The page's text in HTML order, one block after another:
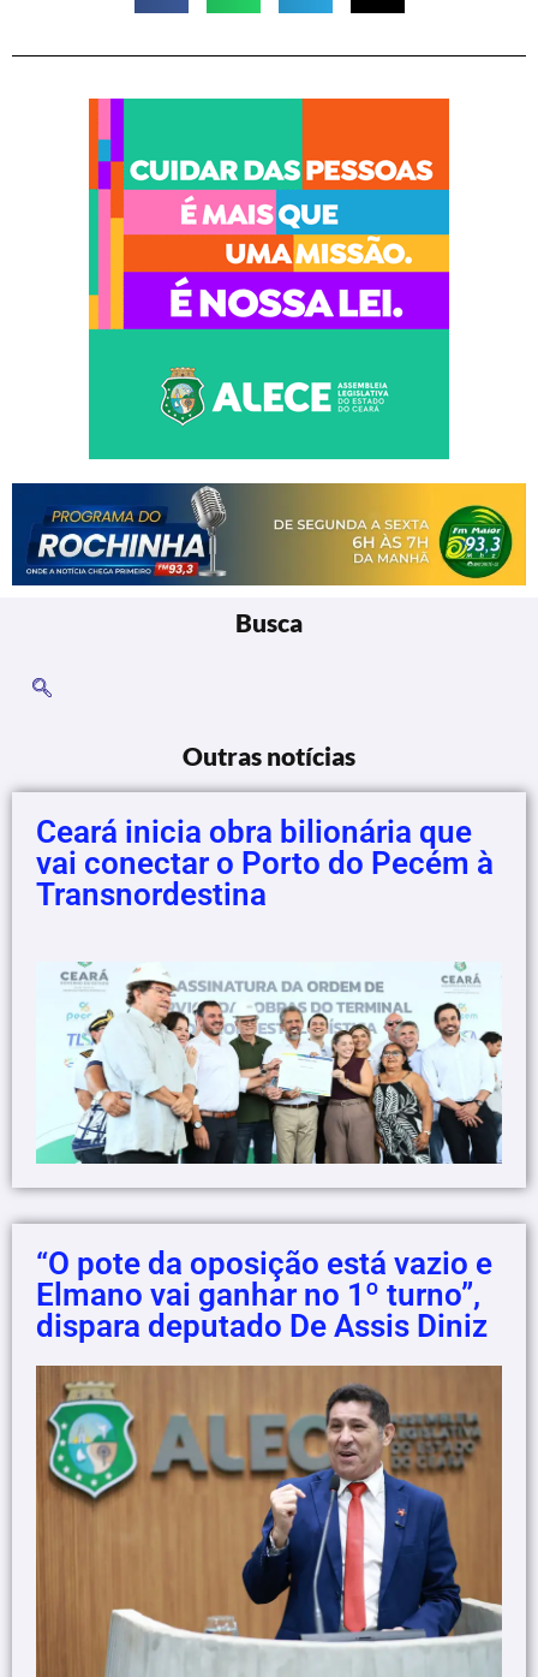
Busca
Outras notícias
Ceará inicia obra bilionária que
vai conectar o Porto do Pecém à
Transnordestina
“O pote da oposição está vazio e
Elmano vai ganhar no 1º turno”,
dispara deputado De Assis Diniz